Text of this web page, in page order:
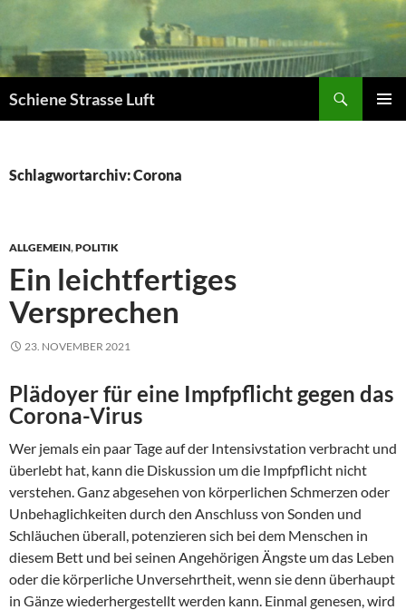
springen
Schiene Strasse Luft
Schlagwortarchiv: Corona
ALLGEMEIN,POLITIK
Ein leichtfertiges
Versprechen
23. NOVEMBER 2021
Plädoyer für eine Impfpflicht gegen das
Corona-Virus
Wer jemals ein paar Tage auf der Intensivstation verbracht und
überlebt hat, kann die Diskussion um die Impfpflicht nicht
verstehen. Ganz abgesehen von körperlichen Schmerzen oder
Unbehaglichkeiten durch den Anschluss von Sonden und
Schläuchen überall, potenzieren sich bei dem Menschen in
diesem Bett und bei seinen Angehörigen Ängste um das Leben
oder die körperliche Unversehrtheit, wenn sie denn überhaupt
in Gänze wiederhergestellt werden kann. Einmal genesen, wird